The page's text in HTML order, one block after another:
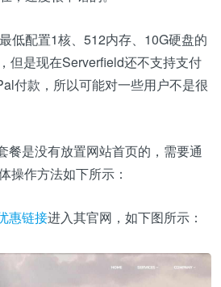
低配置1核、512内存、10G硬盘的
但是现在Serverfield还不支持支付
付款，所以可能对一些用户不是很
餐是没有放置网站首页的，需要通
操作方法如下所示：
惠链接进入其官网，如下图所示：